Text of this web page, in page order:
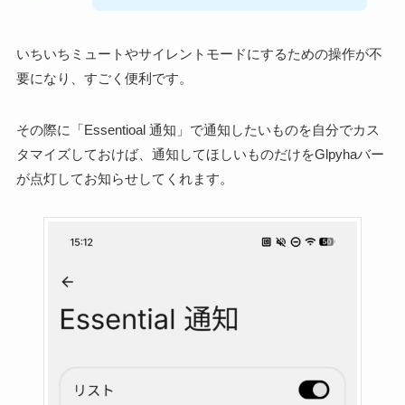
いちいちミュートやサイレントモードにするための操作が不
要になり、すごく便利です。
その際に「Essentioal 通知」で通知したいものを自分でカス
タマイズしておけば、通知してほしいものだけをGlpyhaバー
が点灯してお知らせしてくれます。